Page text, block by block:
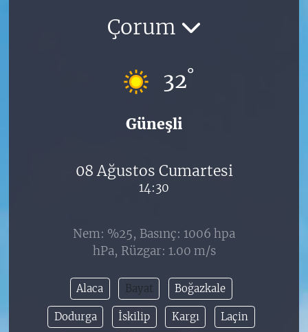
Çorum
32°
Güneşli
08 Ağustos Cumartesi
14:30
Nem: %25, Basınç: 1006 hpa
hPa, Rüzgar: 1.00 m/s
Alaca Bayat Boğazkale
Dodurga İskilip Kargı Laçin